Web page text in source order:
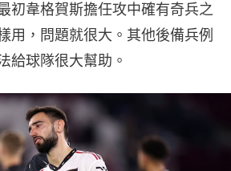
初韋格賀斯擔任攻中確有奇兵之
用，問題就很大。其他後備兵例
給球隊很大幫助。